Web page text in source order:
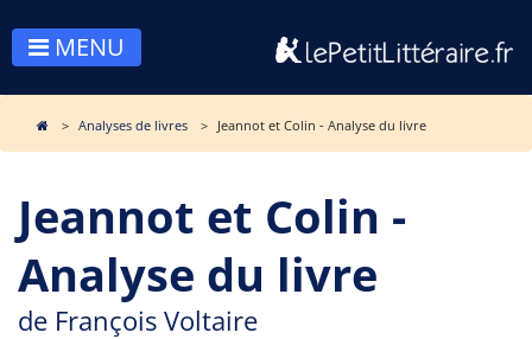
MENU
Analyses de livres Jeannot et Colin - Analyse du livre
Jeannot et Colin -
Analyse du livre
de François Voltaire